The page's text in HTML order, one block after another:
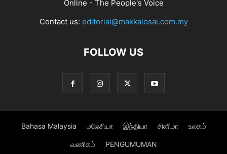
Online - The People's Voice
Contact us: editorial@makkalosai.com.my
FOLLOW US
Bahasa Malaysia மலேசியா இந்தியா சினிமா உலகம்
வணிகம் PENGUMUMAN